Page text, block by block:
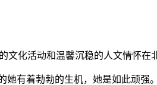
化活动和温馨沉稳的人文情怀在
有着勃勃的生机，她是如此顽